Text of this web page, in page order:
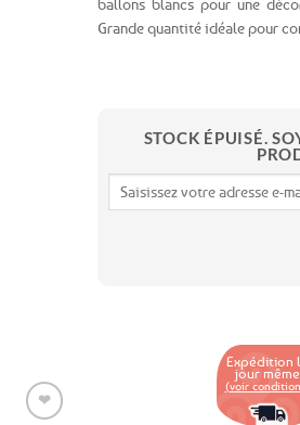
❤
ballons blancs pour une
Grande quantité idéale pour
STOCK ÉPUISÉ.
Expédition
jour même
(voir